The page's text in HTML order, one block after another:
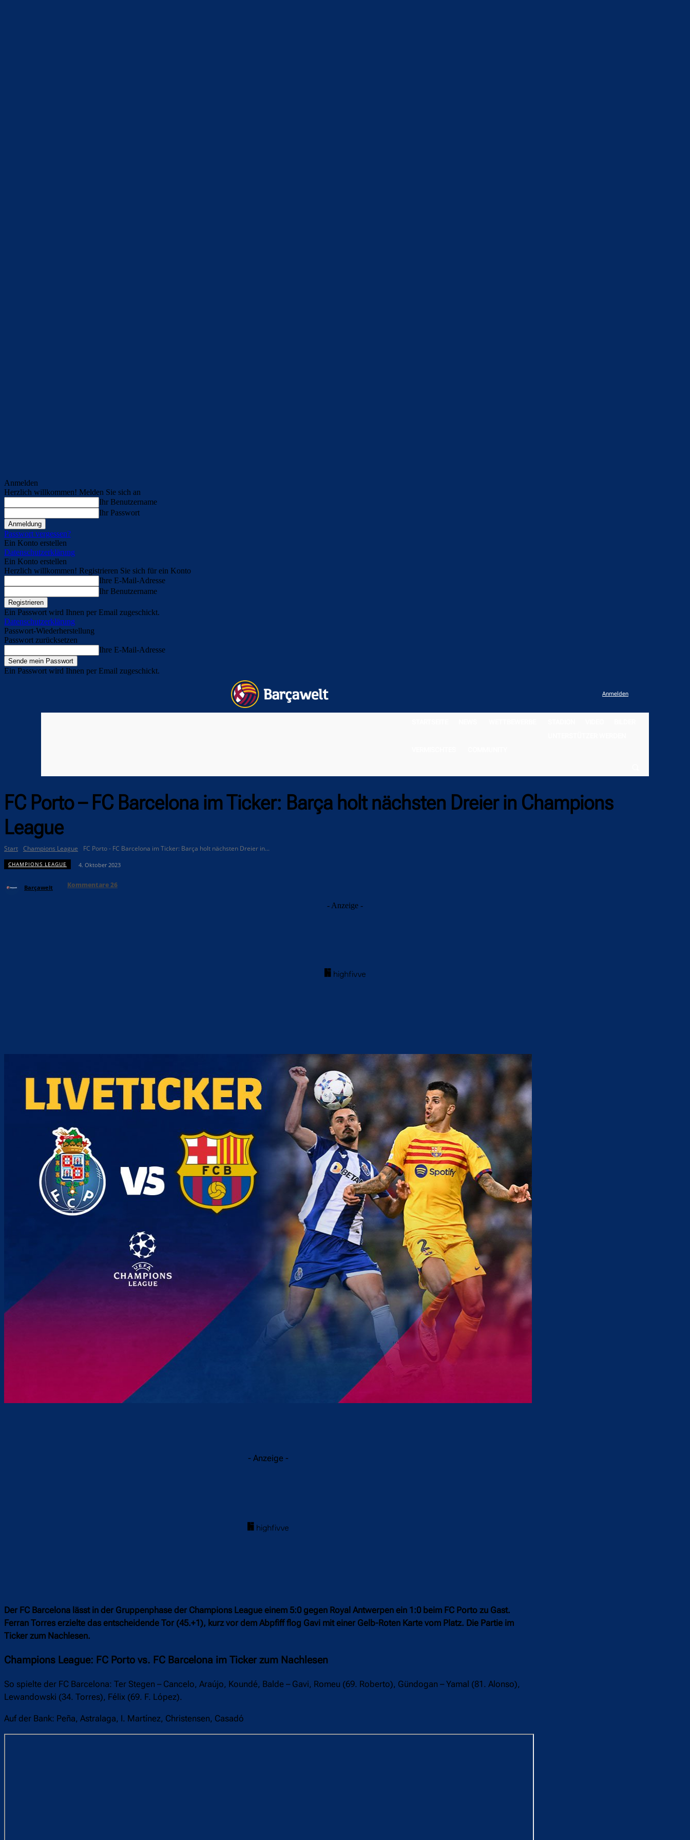
Anmelden
Herzlich willkommen! Melden Sie sich an
Ihr Benutzername
Ihr Passwort
Passwort vergessen?
Ein Konto erstellen
Datenschutzerklärung
Ein Konto erstellen
Herzlich willkommen! Registrieren Sie sich für ein Konto
Ihre E-Mail-Adresse
Ihr Benutzername
Ein Passwort wird Ihnen per Email zugeschickt.
Datenschutzerklärung
Passwort-Wiederherstellung
Passwort zurücksetzen
Ihre E-Mail-Adresse
Ein Passwort wird Ihnen per Email zugeschickt.
Anmelden
FC Porto – FC Barcelona im Ticker: Barça holt nächsten Dreier in Champions
League
Start Champions League FC Porto - FC Barcelona im Ticker: Barça holt nächsten Dreier in...
CHAMPIONS LEAGUE 4. Oktober 2023
Barçawelt Kommentare26
- Anzeige -
- Anzeige -
Der FC Barcelona lässt in der Gruppenphase der Champions League einem 5:0 gegen Royal Antwerpen ein 1:0 beim FC Porto zu Gast.
Ferran Torres erzielte das entscheidende Tor (45.+1), kurz vor dem Abpfiff flog Gavi mit einer Gelb-Roten Karte vom Platz. Die Partie im
Ticker zum Nachlesen.
Champions League: FC Porto vs. FC Barcelona im Ticker zum Nachlesen
So spielte der FC Barcelona: Ter Stegen – Cancelo, Araújo, Koundé, Balde – Gavi, Romeu (69. Roberto), Gündogan – Yamal (81. Alonso),
Lewandowski (34. Torres), Félix (69. F. López).
Auf der Bank: Peña, Astralaga, I. Martínez, Christensen, Casadó